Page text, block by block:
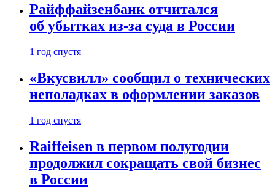
Райффайзенбанк отчитался
об убытках из-за суда в России
1 год спустя
«Вкусвилл» сообщил о технических
неполадках в оформлении заказов
1 год спустя
Raiffeisen в первом полугодии
продолжил сокращать свой бизнес
в России